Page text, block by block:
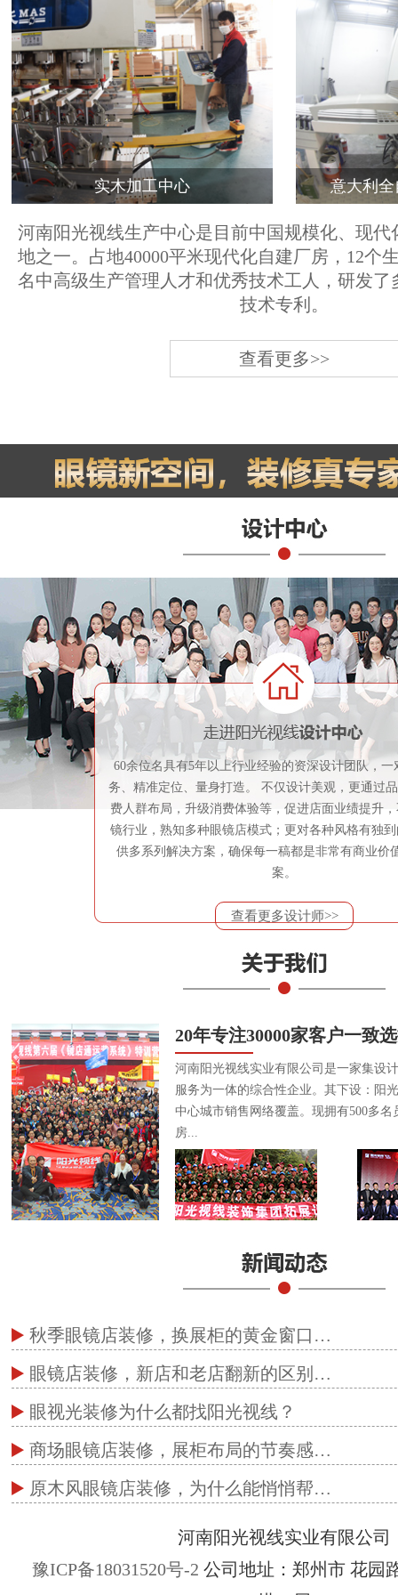
实木加工中心 意大利
河南阳光视线生产中心是目前中国规模化、现代
地之一。占地40000平米现代化自建厂房，12个
名中高级生产管理人才和优秀技术工人，研发了
技术专利。
查看更多>>
60余位名具有5年以上行业经验的资深设计团队，一
务、精准定位、量身打造。 不仅设计美观，更通过
费人群布局，升级消费体验等，促进店面业绩提升
镜行业，熟知多种眼镜店模式；更对各种风格有独
供多系列解决方案，确保每一稿都是非常有商业价
案。
查看更多设计师>>
20年专注30000家客户一致
河南阳光视线实业有限公司是一家集设
服务为一体的综合性企业。其下设：阳
中心城市销售网络覆盖。现拥有500多
房...
秋季眼镜店装修，换展柜的黄金窗口…
眼镜店装修，新店和老店翻新的区别…
眼视光装修为什么都找阳光视线？
商场眼镜店装修，展柜布局的节奏感…
原木风眼镜店装修，为什么能悄悄帮…
河南阳光视线实业有限公司
豫ICP备18031520号-2 公司地址：郑州市 花园